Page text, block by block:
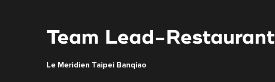
Team Lead-Restaurant
Le Meridien Taipei Banqiao